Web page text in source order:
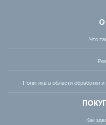
О
Что
Политика в области обработки
Как